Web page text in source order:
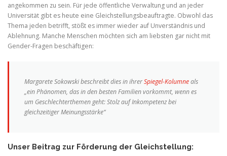
angekommen zu sein. Für jede öffentliche Verwaltung und an jeder
Universität gibt es heute eine Gleichstellungsbeauftragte. Obwohl das
Thema jeden betrifft, stößt es immer wieder auf Unverständnis und
Ablehnung. Manche Menschen möchten sich am liebsten gar nicht mit
Gender-Fragen beschäftigen:
Margarete Sokowski beschreibt dies in ihrerSpiegel-Kolumneals
„ein Phänomen, das in den besten Familien vorkommt, wenn es
um Geschlechterthemen geht: Stolz auf Inkompetenz bei
gleichzeitiger Meinungsstärke“
Unser Beitrag zur Förderung der Gleichstellung: